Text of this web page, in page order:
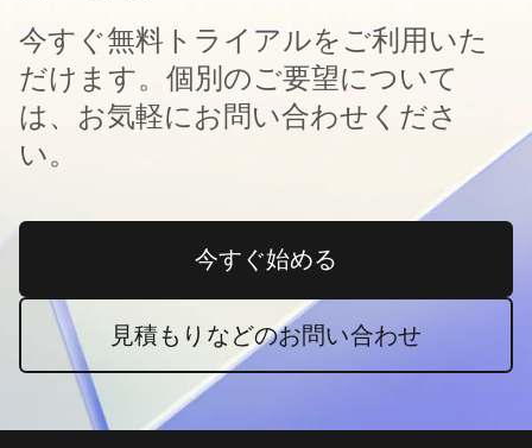
今すぐ無料トライアルをご利用いた
だけます。個別のご要望について
は、お気軽にお問い合わせくださ
い。
今すぐ始める新しいタブで開く
見積もりなどのお問い合わせ